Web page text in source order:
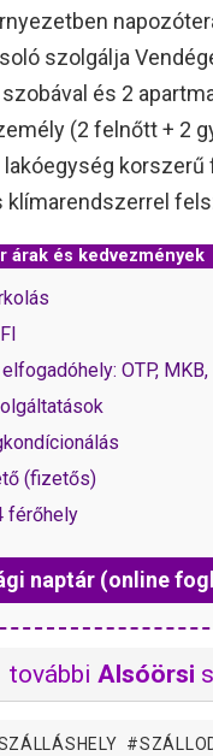
szolgálja
és 2
(2 felnőtt + 2
lakóegység
klímarendszerrel
árak és kedvezmények
OTP, MKB,
(fizetős)
férőhely
naptár (online
további Alsóörsi